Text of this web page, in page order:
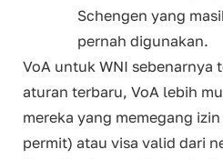
Schengen yang
pernah digunakan.
VoA untuk WNI sebenarnya
aturan terbaru, VoA lebih
mereka yang memegang
permit) atau visa valid dari